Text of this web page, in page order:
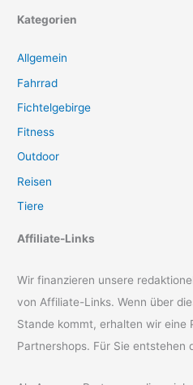
Kategorien
Allgemein
Fahrrad
Fichtelgebirge
Fitness
Outdoor
Reisen
Tiere
Affiliate-Links
Wir finanzieren unsere
von Affiliate-Links. Wenn über
Stande kommt, erhalten wir eine
Partnershops. Für Sie entstehen